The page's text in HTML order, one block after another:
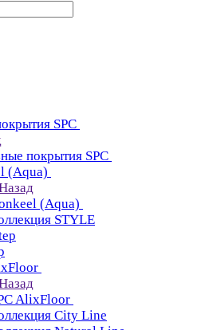
SPC
покрытия SPC
(Aqua)
(Aqua)
STYLE
AlixFloor
City Line